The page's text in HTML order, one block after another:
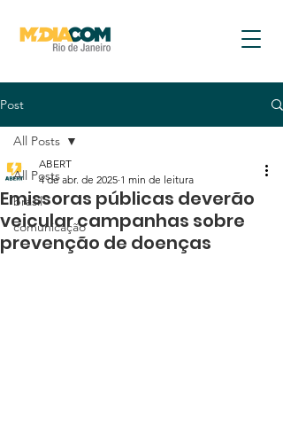
Post
All Posts
brasil
comunicação
All Posts
Emissoras públicas deverão
veicular campanhas sobre
prevenção de doenças
ABERT
4 de abr. de 2025 1 min de leitura